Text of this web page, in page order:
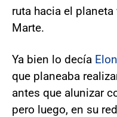
ruta hacia el
Marte.
Ya bien lo decía
que planeaba
antes que alunizar
pero luego, en su